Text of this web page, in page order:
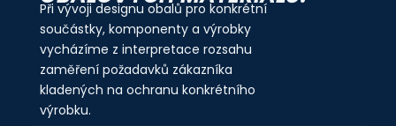
Při vývoji designu obalů pro konkrétní
součástky, komponenty a výrobky
vycházíme z interpretace rozsahu
zaměření požadavků zákazníka
kladených na ochranu konkrétního
výrobku.